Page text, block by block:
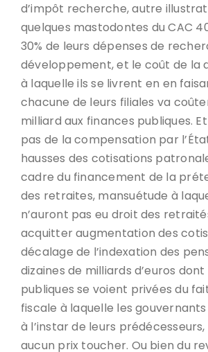
d’impôt recherche, autre
quelques mastodontes du CAC
30% de leurs dépenses de
développement, et le coût de la
à laquelle ils se livrent en en
chacune de leurs filiales va
milliard aux finances publiques.
pas de la compensation par
hausses des cotisations
cadre du financement de la
des retraites, mansuétude à
n’auront pas eu droit des
acquitter augmentation des
décalage de l’indexation des
dizaines de milliards d’euros
publiques se voient privées du
fiscale à laquelle les gouvernants
à l’instar de leurs
aucun prix toucher. Ou bien du